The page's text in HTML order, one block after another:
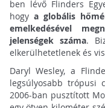
ben lévő Flinders
hogy a globális
emelkedésével
jelenségek száma.
elkerülhetetlenek és
Daryl Wesley, a
legsúlyosabb trópusi
2006-ban pusztított